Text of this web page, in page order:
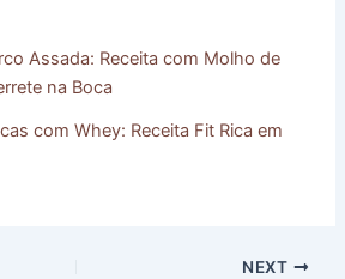
Assada: Receita com Molho de
na Boca
com Whey: Receita Fit Rica em
NEXT